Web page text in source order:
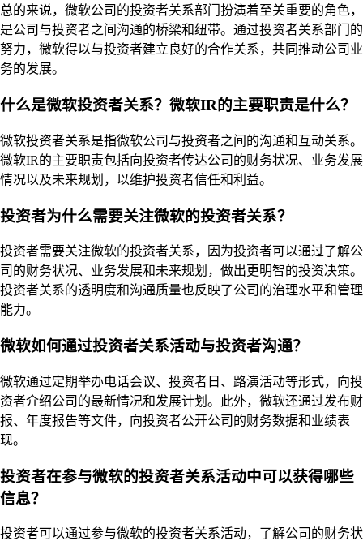
总的来说，微软公司的投资者关系部门扮演着至关重要的角色，
是公司与投资者之间沟通的桥梁和纽带。通过投资者关系部门的
努力，微软得以与投资者建立良好的合作关系，共同推动公司业
务的发展。
什么是微软投资者关系？微软IR的主要职责是什么？
微软投资者关系是指微软公司与投资者之间的沟通和互动关系。
微软IR的主要职责包括向投资者传达公司的财务状况、业务发展
情况以及未来规划，以维护投资者信任和利益。
投资者为什么需要关注微软的投资者关系？
投资者需要关注微软的投资者关系，因为投资者可以通过了解公
司的财务状况、业务发展和未来规划，做出更明智的投资决策。
投资者关系的透明度和沟通质量也反映了公司的治理水平和管理
能力。
微软如何通过投资者关系活动与投资者沟通？
微软通过定期举办电话会议、投资者日、路演活动等形式，向投
资者介绍公司的最新情况和发展计划。此外，微软还通过发布财
报、年度报告等文件，向投资者公开公司的财务数据和业绩表
现。
投资者在参与微软的投资者关系活动中可以获得哪些
信息？
投资者可以通过参与微软的投资者关系活动，了解公司的财务状